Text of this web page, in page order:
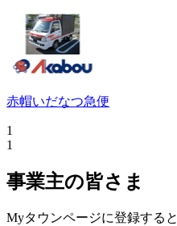
赤帽いだなつ急便
1
1
事業主の皆さま
Myタウンページに登録すると